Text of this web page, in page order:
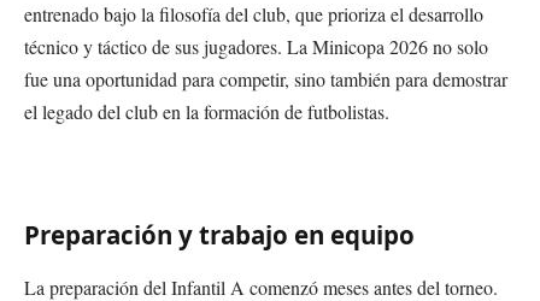
entrenado bajo la filosofía del club, que prioriza el desarrollo
técnico y táctico de sus jugadores. La Minicopa 2026 no solo
fue una oportunidad para competir, sino también para demostrar
el legado del club en la formación de futbolistas.
Preparación y trabajo en equipo
La preparación del Infantil A comenzó meses antes del torneo.